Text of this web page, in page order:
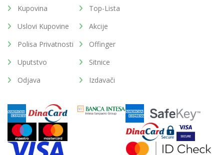
Kupovina
Uslovi Kupovine
Polisa Privatnosti
Uputstvo
Odjava
Top-Lista
Akcije
Offinger
Sitnice
Izdavači